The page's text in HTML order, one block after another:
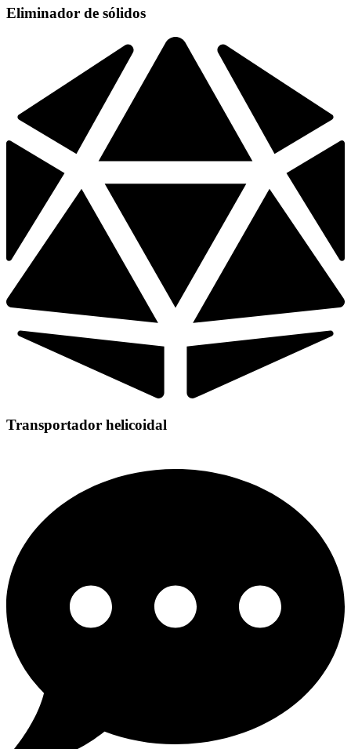
Eliminador de sólidos
Transportador helicoidal